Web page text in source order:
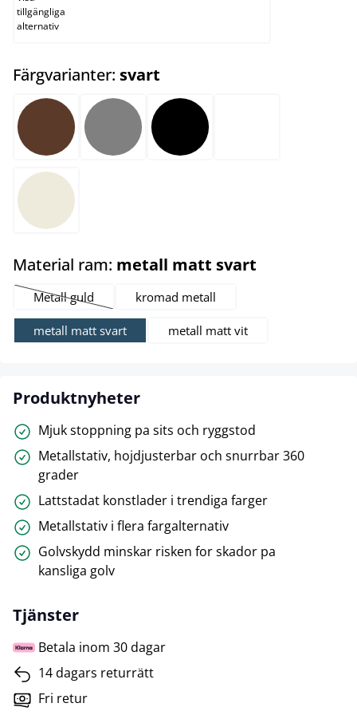
tillgängliga
alternativ
Färgvarianter: svart
svart
creme
Material ram: metall matt svart
Metall guld
(Det här alternativet är för närvarande inte tillgängligt.)
kromad metall
metall matt svart metall matt vit
Produktnyheter
Mjuk stoppning pa sits och ryggstod
Metallstativ, hojdjusterbar och snurrbar 360
grader
Lattstadat konstlader i trendiga farger
Metallstativ i flera fargalternativ
Golvskydd minskar risken for skador pa
kansliga golv
Tjänster
Betala inom 30 dagar
14 dagars returrätt
Fri retur